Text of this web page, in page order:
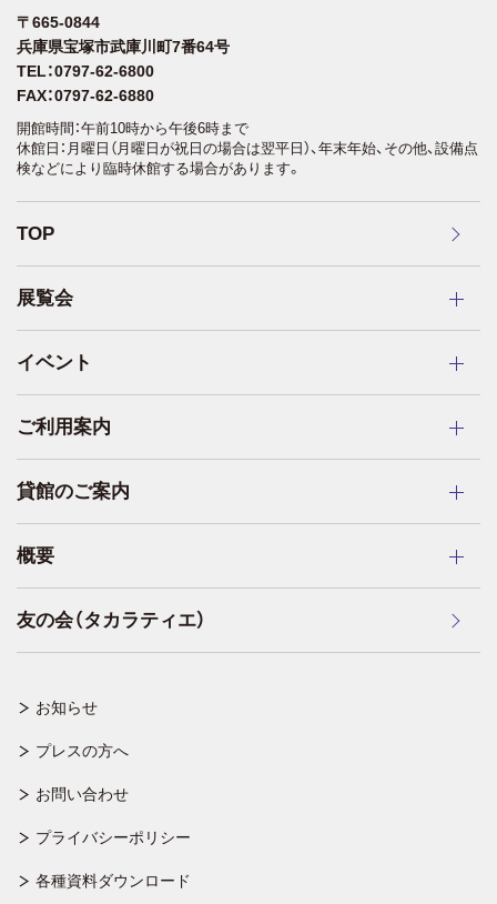
お知らせ
プレスの方へ
お問い合わせ
プライバシーポリシー
各種資料ダウンロード
TOP
展覧会
イベント
ご利用案内
貸館のご案内
概要
友の会（タカラティエ）
〒665-0844
兵庫県宝塚市武庫川町7番64号
TEL：0797-62-6800
FAX：0797-62-6880
開館時間：午前10時から午後6時まで
休館日：月曜日（月曜日が祝日の場合は翌平日）、年末年始、その他、設備点
検などにより臨時休館する場合があります。